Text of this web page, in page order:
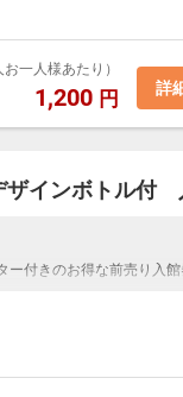
一人様あたり）
1,200 円 詳
ザインボトル付
ー付きのお得な前売り入館